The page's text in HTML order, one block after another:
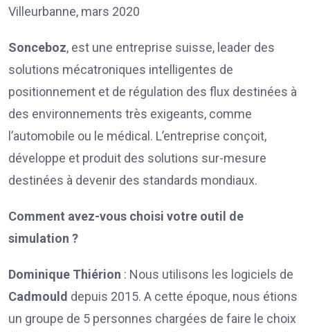
Villeurbanne, mars 2020
Sonceboz, est une entreprise suisse, leader des
solutions mécatroniques intelligentes de
positionnement et de régulation des flux destinées à
des environnements très exigeants, comme
l’automobile ou le médical. L’entreprise conçoit,
développe et produit des solutions sur-mesure
destinées à devenir des standards mondiaux.
Comment avez-vous choisi votre outil de
simulation ?
Dominique Thiérion : Nous utilisons les logiciels de
Cadmould depuis 2015. A cette époque, nous étions
un groupe de 5 personnes chargées de faire le choix